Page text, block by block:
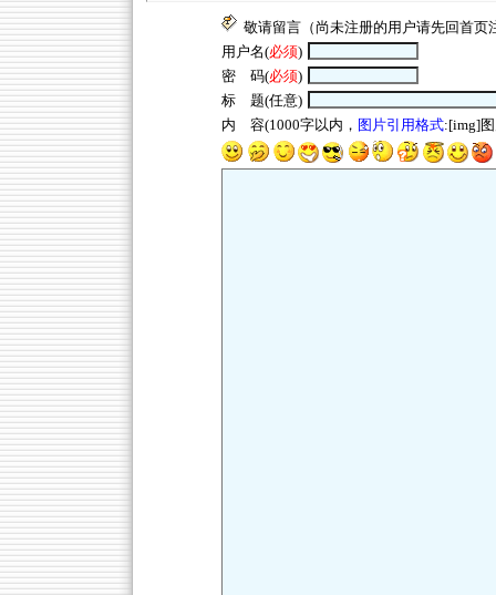
敬请留言（尚未注册的用户请先回首页
用户名(必须)
密 码(必须)
标 题(任意)
内 容(1000字以内， 图片引用格式:[img]